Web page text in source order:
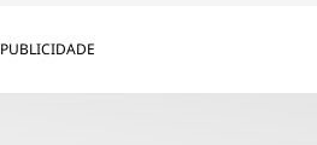
PUBLICIDADE